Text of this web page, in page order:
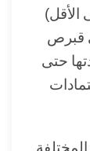
يورو على الأقل)
قبرص
حتى